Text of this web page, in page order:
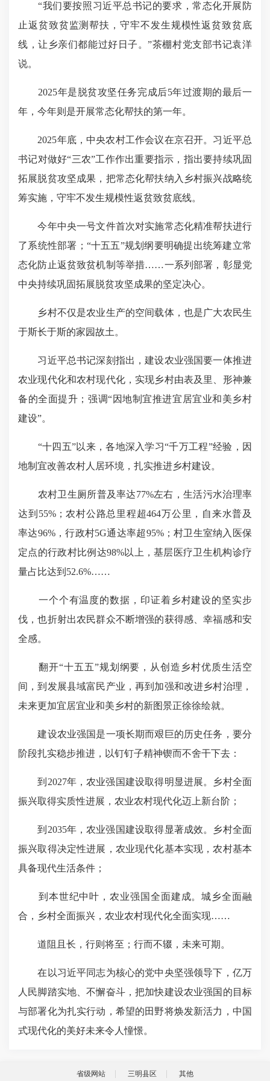
“我们要按照习近平总书记的要求，常态化开展防
止返贫致贫监测帮扶，守牢不发生规模性返贫致贫底
线，让乡亲们都能过好日子。”茶棚村党支部书记袁洋
说。
2025年是脱贫攻坚任务完成后5年过渡期的最后一
年，今年则是开展常态化帮扶的第一年。
2025年底，中央农村工作会议在京召开。 习近平总
书记对做好“三农”工作作出重要指示 ，指出要持续巩固
拓展脱贫攻坚成果，把常态化帮扶纳入乡村振兴战略统
筹实施，守牢不发生规模性返贫致贫底线。
今年中央一号文件首次对实施常态化精准帮扶进行
了系统性部署；“十五五”规划纲要明确提出统筹建立常
态化防止返贫致贫机制等举措……一系列部署，彰显党
中央持续巩固拓展脱贫攻坚成果的坚定决心。
乡村不仅是农业生产的空间载体，也是广大农民生
于斯长于斯的家园故土。
习近平总书记深刻指出，建设农业强国要一体推进
农业现代化和农村现代化，实现乡村由表及里、形神兼
备的全面提升；强调“因地制宜推进宜居宜业和美乡村
建设”。
“十四五”以来，各地深入学习“千万工程”经验 ，因
地制宜改善农村人居环境，扎实推进乡村建设。
农村卫生厕所普及率达77%左右，生活污水治理率
达到55%；农村公路总里程超464万公里，自来水普及
率达96%，行政村5G通达率超95%；村卫生室纳入医保
定点的行政村比例达98%以上，基层医疗卫生机构诊疗
量占比达到52.6%……
一个个有温度的数据，印证着乡村建设的坚实步
伐，也折射出农民群众不断增强的获得感、幸福感和安
全感。
翻开“十五五”规划纲要，从创造乡村优质生活空
间，到发展县域富民产业，再到加强和改进乡村治理，
未来更加宜居宜业和美乡村的新图景正徐徐绘就。
建设农业强国是一项长期而艰巨的历史任务，要分
阶段扎实稳步推进，以钉钉子精神锲而不舍干下去：
到2027年，农业强国建设取得明显进展。乡村全面
振兴取得实质性进展，农业农村现代化迈上新台阶；
到2035年，农业强国建设取得显著成效。乡村全面
振兴取得决定性进展，农业现代化基本实现，农村基本
具备现代生活条件；
到本世纪中叶，农业强国全面建成。城乡全面融
合，乡村全面振兴，农业农村现代化全面实现……
道阻且长，行则将至；行而不辍，未来可期。
在以习近平同志为核心的党中央坚强领导下，亿万
人民脚踏实地、不懈奋斗，把加快建设农业强国的目标
与部署化为扎实行动，希望的田野将焕发新活力，中国
式现代化的美好未来令人憧憬。
省级网站 三明县区 其他